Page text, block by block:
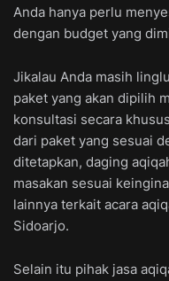
Anda hanya perlu
dengan budget yang
Jikalau Anda masih
paket yang akan dipilih
konsultasi secara
dari paket yang sesuai
ditetapkan, daging
masakan sesuai
lainnya terkait acara
Sidoarjo.
Selain itu pihak jasa